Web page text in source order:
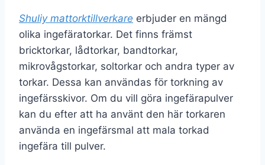
Shuliy mattorktillverkare erbjuder en mängd
olika ingefäratorkar. Det finns främst
bricktorkar, lådtorkar, bandtorkar,
mikrovågstorkar, soltorkar och andra typer av
torkar. Dessa kan användas för torkning av
ingefärsskivor. Om du vill göra ingefärapulver
kan du efter att ha använt den här torkaren
använda en ingefärsmal att mala torkad
ingefära till pulver.